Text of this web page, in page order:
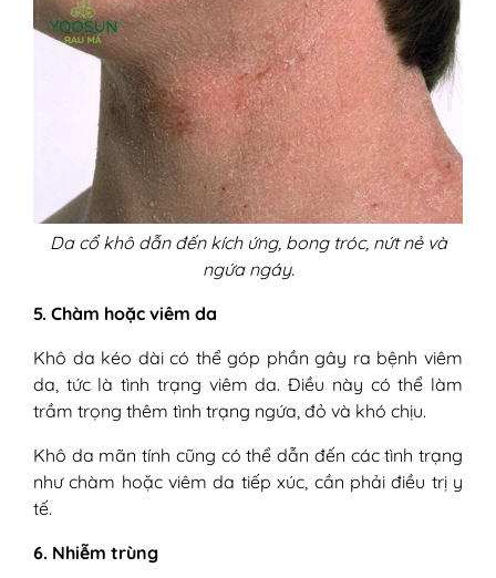
Da cổ khô dẫn đến kích ứng, bong tróc, nứt nẻ và
ngứa ngáy.
5. Chàm hoặc viêm da
Khô da kéo dài có thể góp phần gây ra bệnh viêm
da, tức là tình trạng viêm da. Điều này có thể làm
trầm trọng thêm tình trạng ngứa, đỏ và khó chịu.
Khô da mãn tính cũng có thể dẫn đến các tình trạng
như chàm hoặc viêm da tiếp xúc, cần phải điều trị y
tế.
6. Nhiễm trùng